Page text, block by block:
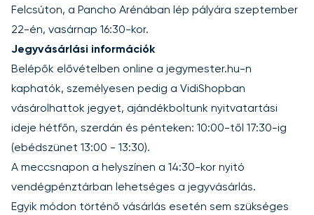
Felcsúton, a Pancho Arénában lép pályára szeptember
22-én, vasárnap 16:30-kor.
Jegyvásárlási információk
Belépők elővételben online a jegymester.hu-n
kaphatók, személyesen pedig a VidiShopban
vásárolhattok jegyet, ajándékboltunk nyitvatartási
ideje hétfőn, szerdán és pénteken: 10:00-től 17:30-ig
(ebédszünet 13:00 - 13:30).
A meccsnapon a helyszínen a 14:30-kor nyitó
vendégpénztárban lehetséges a jegyvásárlás.
Egyik módon történő vásárlás esetén sem szükséges